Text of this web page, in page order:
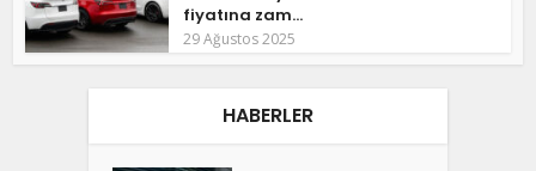
fiyatına zam...
29 Ağustos 2025
HABERLER